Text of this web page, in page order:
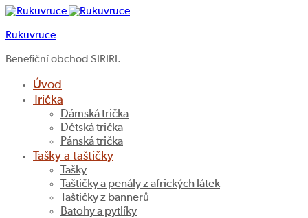
Rukuvruce
Benefiční obchod SIRIRI.
Úvod
Trička
Dámská trička
Dětská trička
Pánská trička
Tašky a taštičky
Tašky
Taštičky a penály z afrických látek
Taštičky z bannerů
Batohy a pytlíky